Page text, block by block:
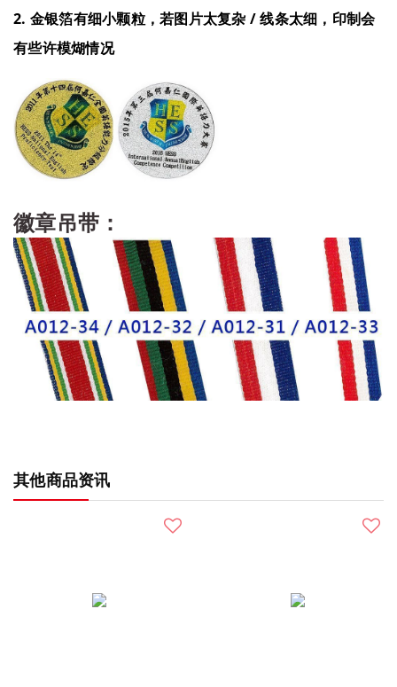
2. 金银箔有细小颗粒，若图片太复杂 / 线条太细，印制会
有些许模煳情况
徽章吊带：
其他商品资讯